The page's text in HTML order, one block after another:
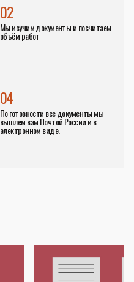
02
Мы изучим документы и посчитаем
объём работ
04
По готовности все документы мы
вышлем вам Почтой России и в
электронном виде.